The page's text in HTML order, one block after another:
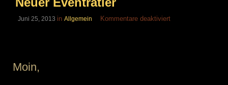
Juni 25, 2013 in Allgemein Kommentare deaktiviertfür
Moin,